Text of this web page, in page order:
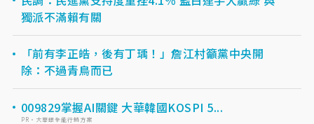
獨派不滿賴有關
「前有李正皓，後有丁瑀！」詹江村籲黨中央開
除：不過青鳥而已
009829掌握AI關鍵 大華韓國KOSPI 5...
PR・大華銀全能行銷方案